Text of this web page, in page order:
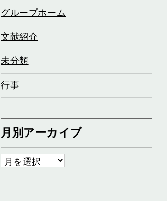
グループホーム
文献紹介
未分類
行事
月別アーカイブ